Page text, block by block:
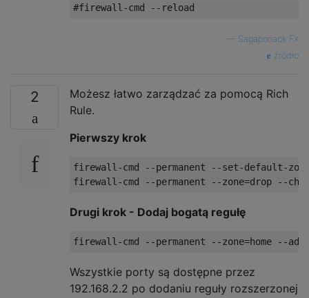
Sagaponack FX
źródło
2
Możesz łatwo zarządzać za pomocą Rich
Rule.
Pierwszy krok
firewall-cmd --permanent --set-default-
Drugi krok - Dodaj bogatą regułę
Wszystkie porty są dostępne przez
192.168.2.2 po dodaniu reguły rozszerzonej